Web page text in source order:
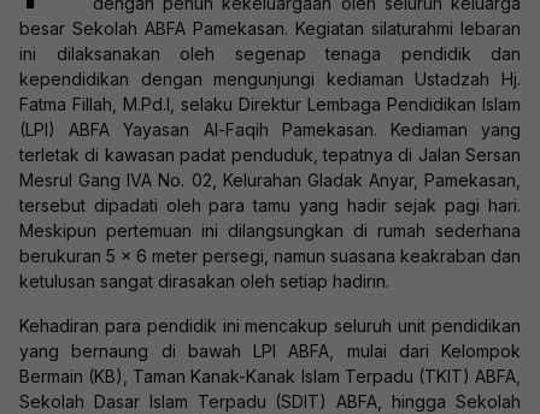
besar Sekolah ABFA Pamekasan. Kegiatan silaturahmi lebaran
ini dilaksanakan oleh segenap tenaga pendidik dan
kependidikan dengan mengunjungi kediaman Ustadzah Hj.
Fatma Fillah, M.Pd.I, selaku Direktur Lembaga Pendidikan Islam
(LPI) ABFA Yayasan Al-Faqih Pamekasan. Kediaman yang
terletak di kawasan padat penduduk, tepatnya di Jalan Sersan
Mesrul Gang IVA No. 02, Kelurahan Gladak Anyar, Pamekasan,
tersebut dipadati oleh para tamu yang hadir sejak pagi hari.
Meskipun pertemuan ini dilangsungkan di rumah sederhana
berukuran 5 x 6 meter persegi, namun suasana keakraban dan
ketulusan sangat dirasakan oleh setiap hadirin.
Kehadiran para pendidik ini mencakup seluruh unit pendidikan
yang bernaung di bawah LPI ABFA, mulai dari Kelompok
Bermain (KB), Taman Kanak-Kanak Islam Terpadu (TKIT) ABFA,
Sekolah Dasar Islam Terpadu (SDIT) ABFA, hingga Sekolah